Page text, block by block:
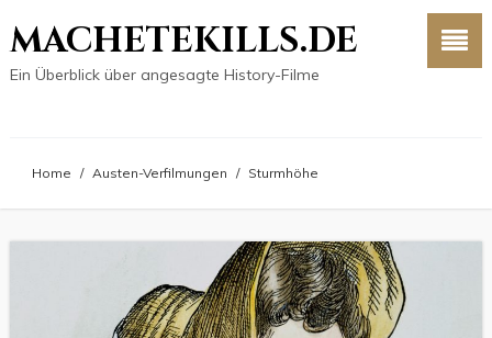
MACHETEKILLS.DE
Ein Überblick über angesagte History-Filme
Home / Austen-Verfilmungen / Sturmhöhe